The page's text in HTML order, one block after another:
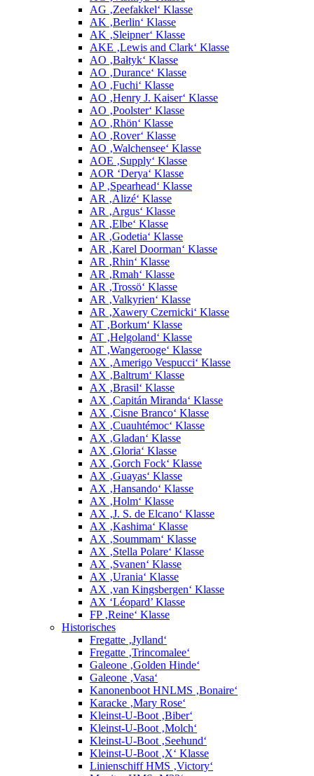
AG ‚Zeefakkel‘ Klasse
AK ‚Berlin‘ Klasse
AK ‚Sleipner‘ Klasse
AKE ‚Lewis and Clark‘ Klasse
AO ‚Bałtyk‘ Klasse
AO ‚Durance‘ Klasse
AO ‚Fuchi‘ Klasse
AO ‚Henry J. Kaiser‘ Klasse
AO ‚Poolster‘ Klasse
AO ‚Rhön‘ Klasse
AO ‚Rover‘ Klasse
AO ‚Walchensee‘ Klasse
AOE ‚Supply‘ Klasse
AOR ‘Derya‘ Klasse
AP ‚Spearhead‘ Klasse
AR ‚Alizé‘ Klasse
AR ‚Argus‘ Klasse
AR ‚Elbe‘ Klasse
AR ‚Godetia‘ Klasse
AR ‚Karel Doorman‘ Klasse
AR ‚Rhin‘ Klasse
AR ‚Rmah‘ Klasse
AR ‚Trossö‘ Klasse
AR ‚Valkyrien‘ Klasse
AR ‚Xawery Czernicki‘ Klasse
AT ‚Borkum‘ Klasse
AT ‚Helgoland‘ Klasse
AT ‚Wangerooge‘ Klasse
AX ‚Amerigo Vespucci‘ Klasse
AX ‚Baltrum‘ Klasse
AX ‚Brasil‘ Klasse
AX ‚Capitán Miranda‘ Klasse
AX ‚Cisne Branco‘ Klasse
AX ‚Cuauhtémoc‘ Klasse
AX ‚Gladan‘ Klasse
AX ‚Gloria‘ Klasse
AX ‚Gorch Fock‘ Klasse
AX ‚Guayas‘ Klasse
AX ‚Hansando‘ Klasse
AX ‚Holm‘ Klasse
AX ‚J. S. de Elcano‘ Klasse
AX ‚Kashima‘ Klasse
AX ‚Soummam‘ Klasse
AX ‚Stella Polare‘ Klasse
AX ‚Svanen‘ Klasse
AX ‚Urania‘ Klasse
AX ‚van Kingsbergen‘ Klasse
AX ‘Léopard’ Klasse
FP ‚Reine‘ Klasse
Historisches
Fregatte ‚Jylland‘
Fregatte ‚Trincomalee‘
Galeone ‚Golden Hinde‘
Galeone ‚Vasa‘
Kanonenboot HNLMS ‚Bonaire‘
Karacke ‚Mary Rose‘
Kleinst-U-Boot ‚Biber‘
Kleinst-U-Boot ‚Molch‘
Kleinst-U-Boot ‚Seehund‘
Kleinst-U-Boot ‚X‘ Klasse
Linienschiff HMS ‚Victory‘